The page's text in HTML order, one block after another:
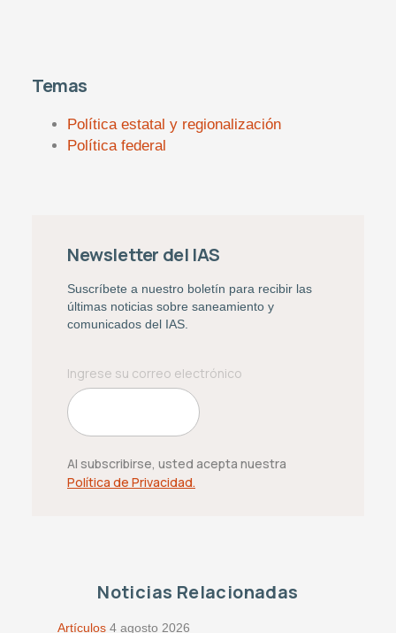
Temas
Política estatal y regionalización
Política federal
Newsletter del IAS
Suscríbete a nuestro boletín para recibir las
últimas noticias sobre saneamiento y
comunicados del IAS.
Al subscribirse, usted acepta nuestra
Política de Privacidad.
Noticias Relacionadas
Artículos 4 agosto 2026